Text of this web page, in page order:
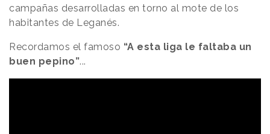
campañas desarrolladas en torno al mote de los
habitantes de Leganés.
Recordamos el famoso “A esta liga le faltaba un
buen pepino”...